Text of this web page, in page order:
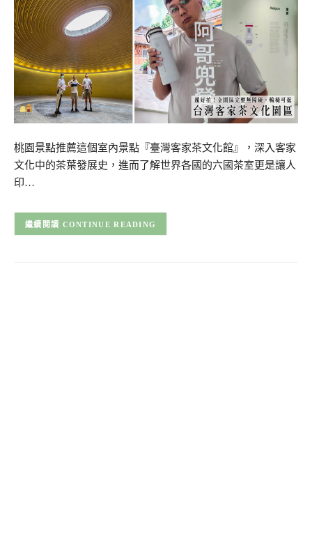
桃園景點推薦這個室內景點『臺灣客家茶文化館』，深入客家
文化中的茶葉發展史，進而了解世界各國的六國茶室更是讓人
印…
CONTINUE READING